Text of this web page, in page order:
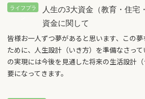
人生の3大資金（教育・住宅
資金に関して
皆様お一人ずつ夢があると思います、この
ために、人生設計（いき方）を準備なさっ
の実現には今後を見通した将来の生活設計
要になってきます。